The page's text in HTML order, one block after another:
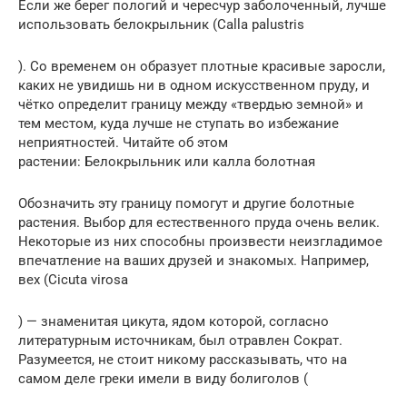
Если же берег пологий и чересчур заболоченный, лучше
использовать белокрыльник (Calla palustris
). Со временем он образует плотные красивые заросли,
каких не увидишь ни в одном искусственном пруду, и
чётко определит границу между «твердью земной» и
тем местом, куда лучше не ступать во избежание
неприятностей. Читайте об этом
растении: Белокрыльник или калла болотная
Обозначить эту границу помогут и другие болотные
растения. Выбор для естественного пруда очень велик.
Некоторые из них способны произвести неизгладимое
впечатление на ваших друзей и знакомых. Например,
вех (Cicuta virosa
) — знаменитая цикута, ядом которой, согласно
литературным источникам, был отравлен Сократ.
Разумеется, не стоит никому рассказывать, что на
самом деле греки имели в виду болиголов (